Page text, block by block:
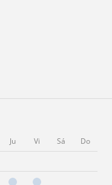
Ju Vi Sá
Do